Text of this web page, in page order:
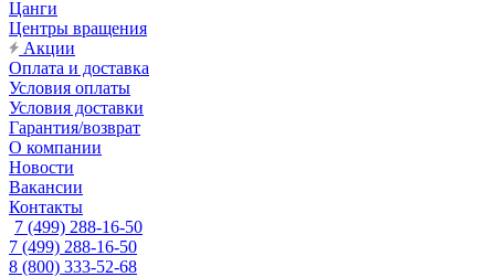
Цанги
Центры вращения
Акции
Оплата и доставка
Условия оплаты
Условия доставки
Гарантия/возврат
О компании
Новости
Вакансии
Контакты
7 (499) 288-16-50
7 (499) 288-16-50
8 (800) 333-52-68